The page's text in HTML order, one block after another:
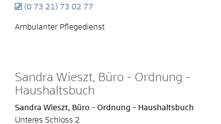
(0 73 21) 73 02 77
Ambulanter Pflegedienst
Sandra Wieszt, Büro - Ordnung -
Haushaltsbuch
Sandra Wieszt, Büro - Ordnung - Haushaltsbuch
Unteres Schloss 2